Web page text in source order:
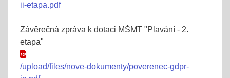
ii-etapa.pdf
Závěrečná zpráva k dotaci MŠMT "Plavání - 2.
etapa"
/upload/files/nove-dokumenty/poverenec-gdpr-